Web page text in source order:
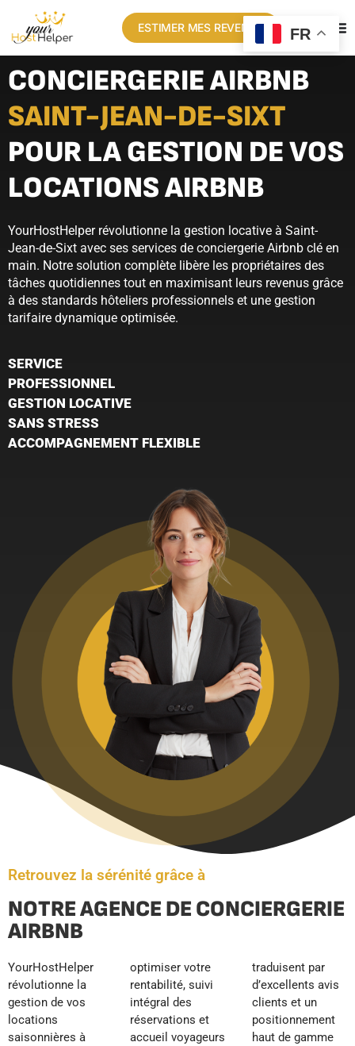
ESTIMER MES REVENUS
CONCIERGERIE AIRBNB
SAINT-JEAN-DE-SIXT
POUR LA GESTION DE VOS
LOCATIONS AIRBNB
YourHostHelper révolutionne la gestion locative à Saint-
Jean-de-Sixt avec ses services de conciergerie Airbnb clé en
main. Notre solution complète libère les propriétaires des
tâches quotidiennes tout en maximisant leurs revenus grâce
à des standards hôteliers professionnels et une gestion
tarifaire dynamique optimisée.
SERVICE
PROFESSIONNEL
GESTION LOCATIVE
SANS STRESS
ACCOMPAGNEMENT FLEXIBLE
Retrouvez la sérénité grâce à
NOTRE AGENCE DE CONCIERGERIE
AIRBNB
YourHostHelper
révolutionne la
gestion de vos
locations
saisonnières à
optimiser votre
rentabilité, suivi
intégral des
réservations et
accueil voyageurs
traduisent par
d’excellents avis
clients et un
positionnement
haut de gamme
FR